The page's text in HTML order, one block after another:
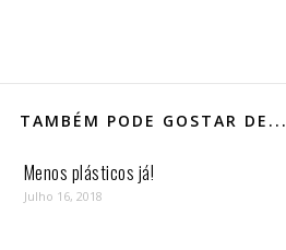
TAMBÉM PODE GOSTAR DE...
Menos plásticos já!
Julho 16, 2018